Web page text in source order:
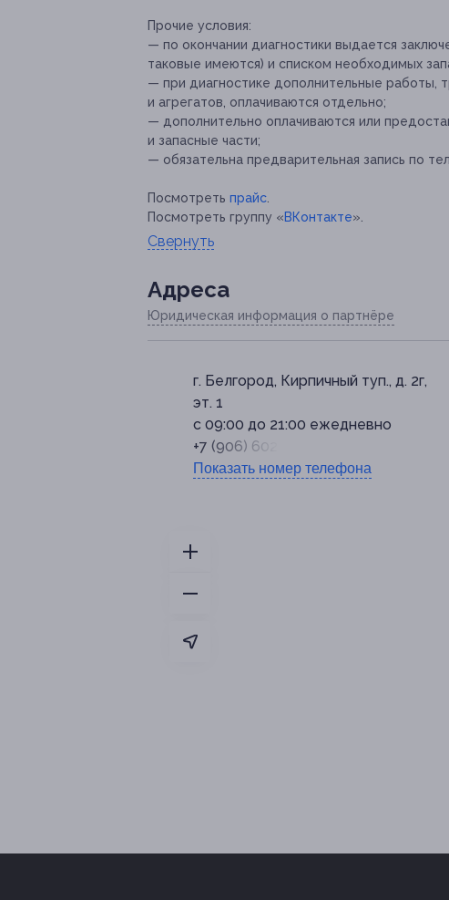
Прочие условия:
— по окончании диагностики выдается
таковые имеются) и списком необходимых
— при диагностике дополнительные работы,
и агрегатов, оплачиваются отдельно;
— дополнительно оплачиваются или
и запасные части;
— обязательна предварительная запись по
Посмотреть прайс
Посмотреть группу «ВКонтакте».
Свернуть
Адресa
Юридическая информация о партнёре
г. Белгород, Кирпичный туп., д. 2г,
эт. 1
с 09:00 до 21:00 ежедневно
+7 (906) 602-18-64
Показать номер телефона